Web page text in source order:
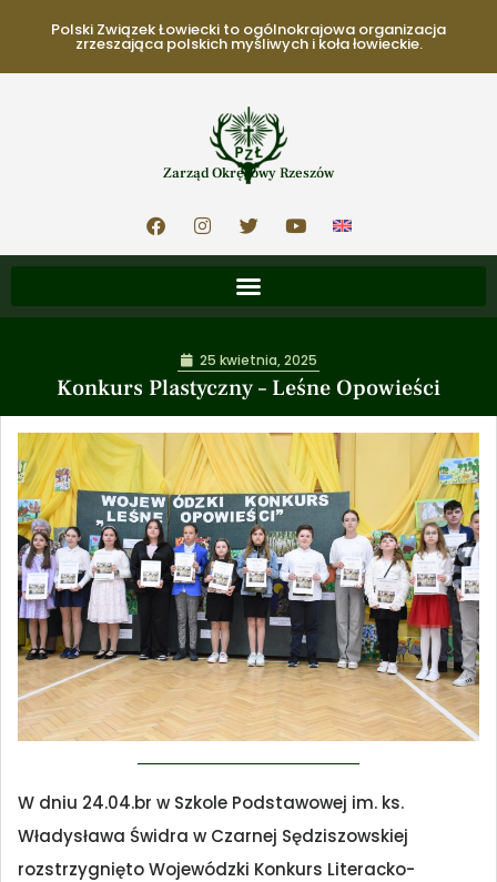
Polski Związek Łowiecki to ogólnokrajowa organizacja
zrzeszająca polskich myśliwych i koła łowieckie.
Zarząd Okręgowy Rzeszów
Konkurs Plastyczny – Leśne Opowieści
25 kwietnia, 2025
W dniu 24.04.br w Szkole Podstawowej im. ks.
Władysława Świdra w Czarnej Sędziszowskiej
rozstrzygnięto Wojewódzki Konkurs Literacko-